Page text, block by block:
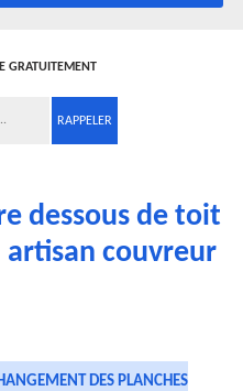
GRATUITEMENT
dessous de toit
couvreur
DES PLANCHES